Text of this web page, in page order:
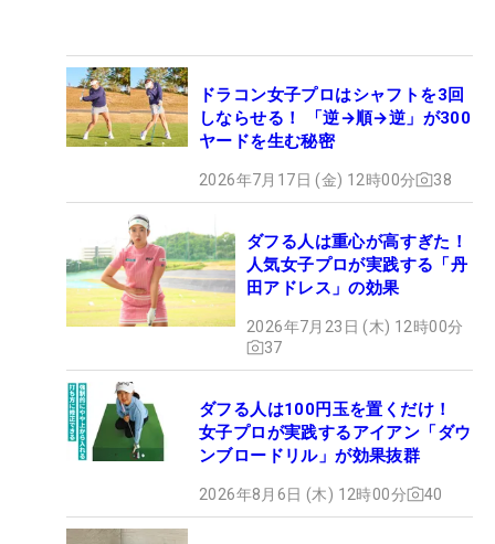
ドラコン女子プロはシャフトを3回
しならせる！ 「逆→順→逆」が300
ヤードを生む秘密
2026年7月17日 (金) 12時00分 38
ダフる人は重心が高すぎた！
人気女子プロが実践する「丹
田アドレス」の効果
2026年7月23日 (木) 12時00分
37
ダフる人は100円玉を置くだけ！
女子プロが実践するアイアン「ダウ
ンブロードリル」が効果抜群
2026年8月6日 (木) 12時00分 40